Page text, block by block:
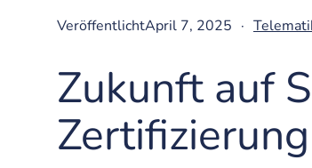
VeröffentlichtApril 7, 2025 ·
Zukunft auf